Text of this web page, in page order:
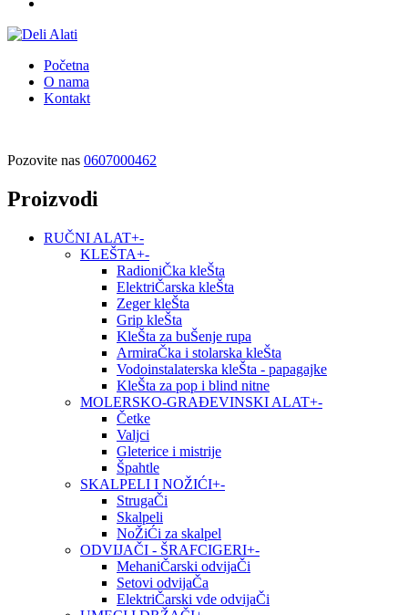
Početna
O nama
Kontakt
Pozovite nas 0607000462
Proizvodi
RUČNI ALAT+-
KLEŠTA+-
RadioniČka kleŠta
ElektriČarska kleŠta
Zeger kleŠta
Grip kleŠta
KleŠta za buŠenje rupa
ArmiraČka i stolarska kleŠta
Vodoinstalaterska kleŠta - papagajke
KleŠta za pop i blind nitne
MOLERSKO-GRAĐEVINSKI ALAT+-
Četke
Valjci
Gleterice i mistrije
Špahtle
SKALPELI I NOŽIĆI+-
StrugaČi
Skalpeli
NoŽiĆi za skalpel
ODVIJAČI - ŠRAFCIGERI+-
MehaniČarski odvijaČi
Setovi odvijaČa
ElektriČarski vde odvijaČi